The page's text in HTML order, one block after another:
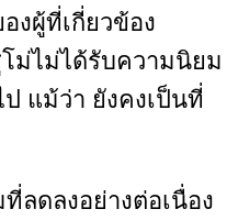
งผู้ที่เกี่ยวข้อง
ม่ไม่ได้รับความนิยม
แม้ว่า ยังคงเป็นที่
ลดลงอย่างต่อเนื่อง